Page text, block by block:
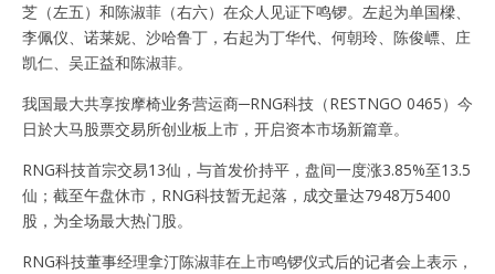
芝（左五）和陈淑菲（右六）在众人见证下鸣锣。左起为单国樑、
李佩仪、诺莱妮、沙哈鲁丁，右起为丁华代、何朝玲、陈俊㟽、庄
凯仁、吴正益和陈淑菲。
我国最大共享按摩椅业务营运商─RNG科技（RESTNGO 0465）今
日於大马股票交易所创业板上市，开启资本市场新篇章。
RNG科技首宗交易13仙，与首发价持平，盘间一度涨3.85%至13.5
仙；截至午盘休市，RNG科技暂无起落，成交量达7948万5400
股，为全场最大热门股。
RNG科技董事经理拿汀陈淑菲在上市鸣锣仪式后的记者会上表示，